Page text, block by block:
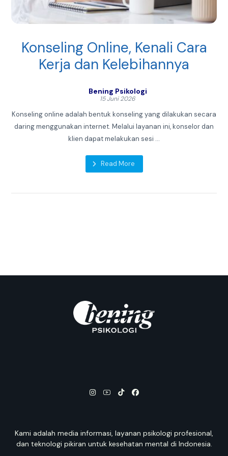
Konseling Online, Kenali Cara
Kerja dan Kelebihannya
Bening Psikologi
15 Juni 2026
Konseling online adalah bentuk konseling yang dilakukan secara
daring menggunakan internet. Melalui layanan ini, konselor dan
klien dapat melakukan sesi ...
Read More
Kami adalah media informasi, layanan psikologi profesional,
dan teknologi pikiran untuk kesehatan mental di Indonesia.